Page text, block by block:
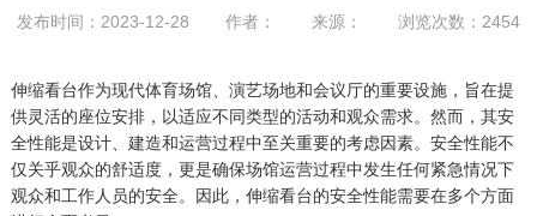
发布时间：2023-12-28 作者： 来源： 浏览次数：2454
伸缩看台作为现代体育场馆、演艺场地和会议厅的重要设施，旨在提
供灵活的座位安排，以适应不同类型的活动和观众需求。然而，其安
全性能是设计、建造和运营过程中至关重要的考虑因素。安全性能不
仅关乎观众的舒适度，更是确保场馆运营过程中发生任何紧急情况下
观众和工作人员的安全。因此，伸缩看台的安全性能需要在多个方面